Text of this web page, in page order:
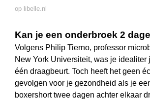
op libelle.nl
Kan je een onderbroek 2
Volgens Philip Tierno, professor
New York Universiteit, was je idealiter
één draagbeurt. Toch heeft het geen
gevolgen voor je gezondheid als je
boxershort twee dagen achter elkaar